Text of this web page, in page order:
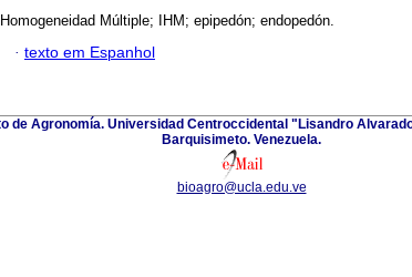
Múltiple; IHM; epipedón; endopedón.
· texto em Espanhol
de Agronomía. Universidad Centroccidental "Lisandro
Barquisimeto. Venezuela.
bioagro@ucla.edu.ve